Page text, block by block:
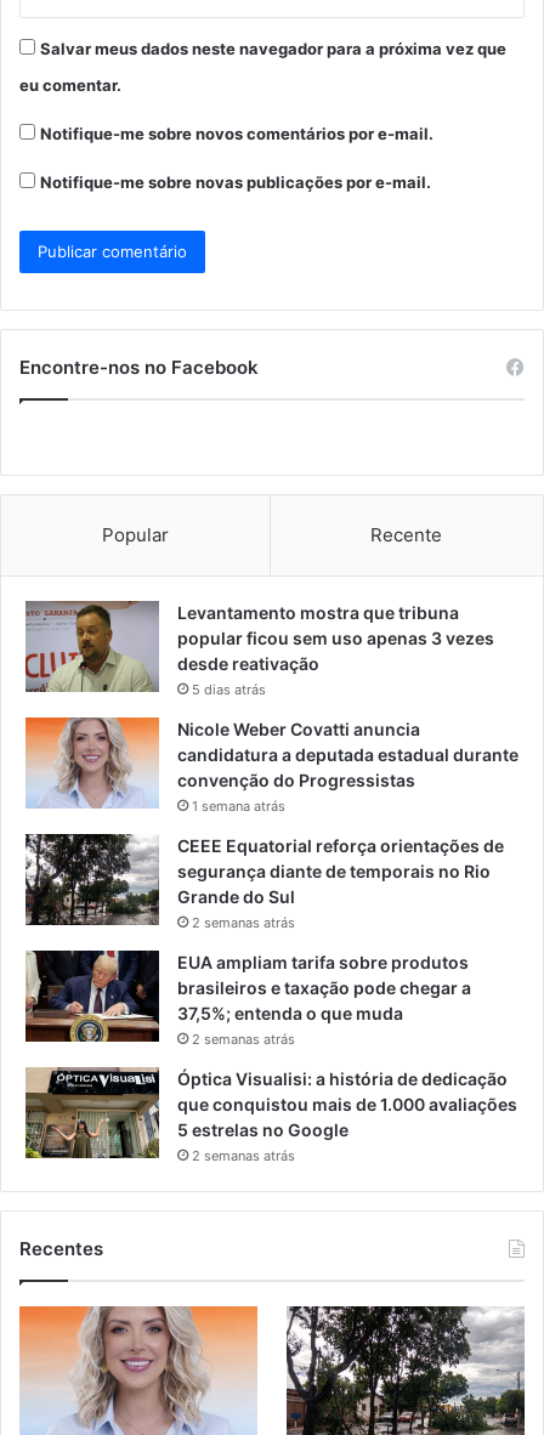
Salvar meus dados neste navegador para a próxima vez que
eu comentar.
Notifique-me sobre novos comentários por e-mail.
Notifique-me sobre novas publicações por e-mail.
Encontre-nos no Facebook
Popular Recente
Levantamento mostra que tribuna
popular ficou sem uso apenas 3 vezes
desde reativação
5 dias atrás
Nicole Weber Covatti anuncia
candidatura a deputada estadual durante
convenção do Progressistas
1 semana atrás
CEEE Equatorial reforça orientações de
segurança diante de temporais no Rio
Grande do Sul
2 semanas atrás
EUA ampliam tarifa sobre produtos
brasileiros e taxação pode chegar a
37,5%; entenda o que muda
2 semanas atrás
Óptica Visualisi: a história de dedicação
que conquistou mais de 1.000 avaliações
5 estrelas no Google
2 semanas atrás
Recentes